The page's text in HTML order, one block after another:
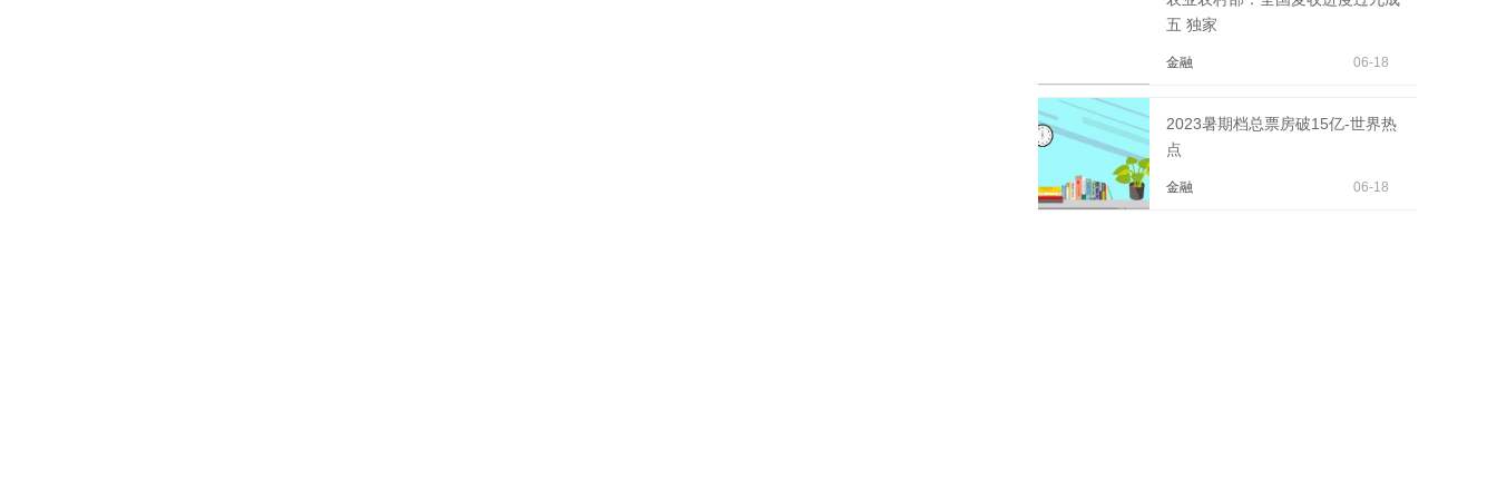
五 独家
金融 06-18
2023暑期档总票房破15亿-世界热
点
金融 06-18